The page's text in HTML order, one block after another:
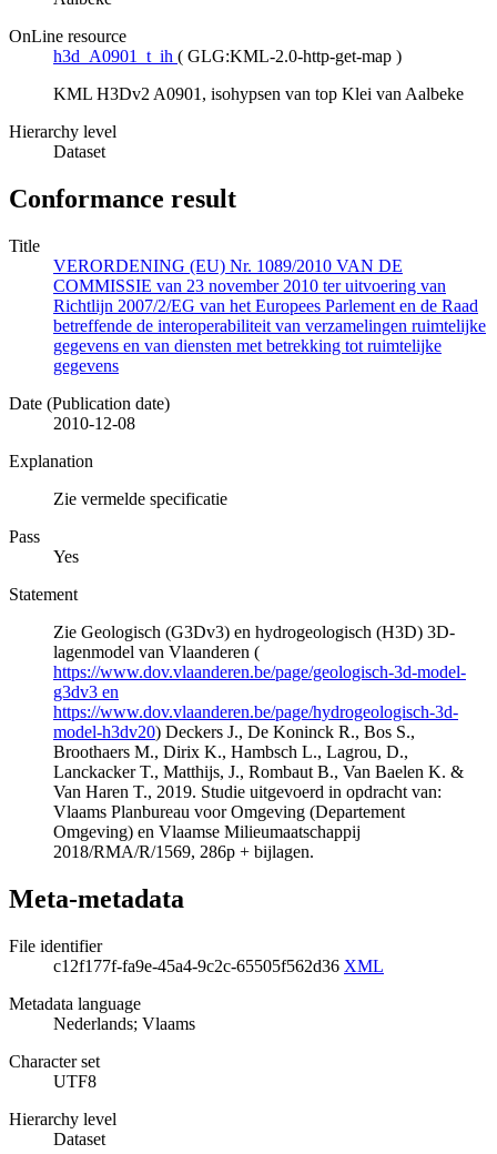
OnLine resource
h3d_A0901_t_ih ( GLG:KML-2.0-http-get-map )
KML H3Dv2 A0901, isohypsen van top Klei van Aalbeke
Hierarchy level
Dataset
Conformance result
Title
VERORDENING (EU) Nr. 1089/2010 VAN DE
COMMISSIE van 23 november 2010 ter uitvoering van
Richtlijn 2007/2/EG van het Europees Parlement en de Raad
betreffende de interoperabiliteit van verzamelingen ruimtelijke
gegevens en van diensten met betrekking tot ruimtelijke
gegevens
Date (Publication date)
2010-12-08
Explanation
Zie vermelde specificatie
Pass
Yes
Statement
Zie Geologisch (G3Dv3) en hydrogeologisch (H3D) 3D-
lagenmodel van Vlaanderen (
https://www.dov.vlaanderen.be/page/geologisch-3d-model-
g3dv3 en
https://www.dov.vlaanderen.be/page/hydrogeologisch-3d-
model-h3dv20) Deckers J., De Koninck R., Bos S.,
Broothaers M., Dirix K., Hambsch L., Lagrou, D.,
Lanckacker T., Matthijs, J., Rombaut B., Van Baelen K. &
Van Haren T., 2019. Studie uitgevoerd in opdracht van:
Vlaams Planbureau voor Omgeving (Departement
Omgeving) en Vlaamse Milieumaatschappij
2018/RMA/R/1569, 286p + bijlagen.
Meta-metadata
File identifier
c12f177f-fa9e-45a4-9c2c-65505f562d36 XML
Metadata language
Nederlands; Vlaams
Character set
UTF8
Hierarchy level
Dataset